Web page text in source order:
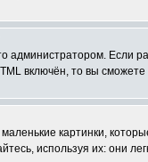
администратором. Если
включён, то вы
картинки,
используя их: они